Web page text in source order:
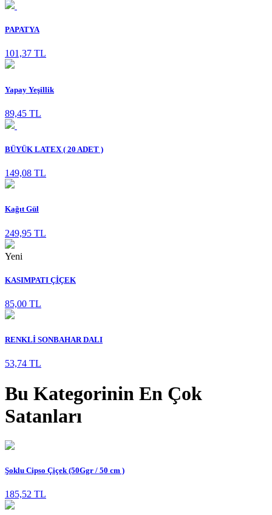
PAPATYA
101,37 TL
Yapay Yeşillik
89,45 TL
BÜYÜK LATEX ( 20 ADET )
149,08 TL
Kağıt Gül
249,95 TL
Yeni
KASIMPATI ÇİÇEK
85,00 TL
RENKLİ SONBAHAR DALI
53,74 TL
Bu Kategorinin En Çok
Satanları
Şoklu Cipso Çiçek (50Ggr / 50 cm )
185,52 TL